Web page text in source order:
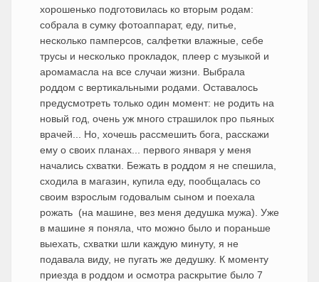
хорошенько подготовилась ко вторым родам:
собрала в сумку фотоаппарат, еду, питье,
несколько памперсов, салфетки влажные, себе
трусы и несколько прокладок, плеер с музыкой и
аромамасла на все случаи жизни. Выбрала
роддом с вертикальными родами. Оставалось
предусмотреть только один момент: не родить на
новый год, очень уж много страшилок про пьяных
врачей... Но, хочешь рассмешить бога, расскажи
ему о своих планах... первого января у меня
начались схватки. Бежать в роддом я не спешила,
сходила в магазин, купила еду, пообщалась со
своим взрослым годовалым сыном и поехала
рожать (на машине, вез меня дедушка мужа). Уже
в машине я поняла, что можно было и пораньше
выехать, схватки шли каждую минуту, я не
подавала виду, не пугать же дедушку. К моменту
приезда в роддом и осмотра раскрытие было 7